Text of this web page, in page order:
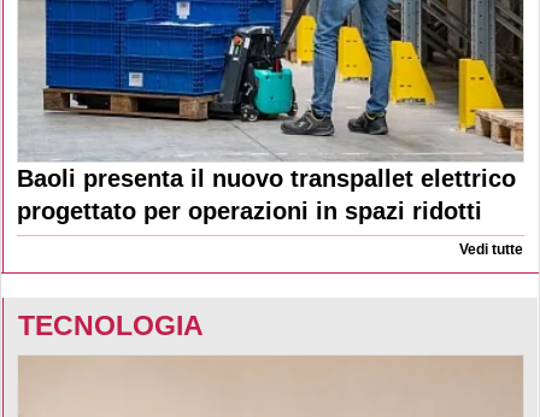
Baoli presenta il nuovo transpallet elettrico
progettato per operazioni in spazi ridotti
Vedi tutte
TECNOLOGIA